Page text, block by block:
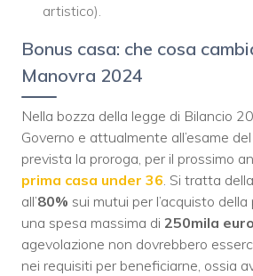
artistico).
Bonus casa: che cosa
Manovra 2024
Nella bozza della legge di Bilancio
Governo e attualmente all’esame
prevista la proroga, per il prossimo
prima casa under 36 . Si tratta
all’80% sui mutui per l’acquisto
una spesa massima di 250mila euro
agevolazione non dovrebbero
nei requisiti per beneficiarne, ossia